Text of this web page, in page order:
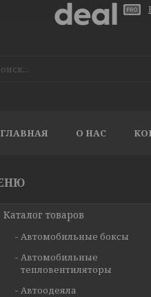
ГЛАВНАЯ О НАС
Каталог товаров
Автомобильные боксы
Автомобильные
тепловентиляторы
Автоодеяла